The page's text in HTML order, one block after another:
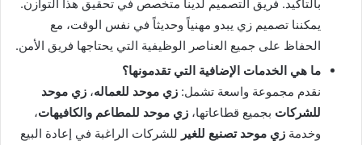
بالتأكيد. فريق التصميم لدينا متخصص في تحقيق هذا التوازن.
يمكننا تصميم زي يبدو مهنياً وحديثاً في نفس الوقت، مع
الحفاظ على جميع العناصر الوظيفية التي يحتاجها فريق الأمن.
ما هي الخدمات الإضافية التي تقدمونها؟
نقدم مجموعة واسعة تشمل: زي موحد للعماله، زي موحد
للشركات بجميع قطاعاتها، زي موحد للمطاعم والكافيهات،
وخدمة زي موحد تصنيع للغير للشركات الراغبة في إعادة البيع